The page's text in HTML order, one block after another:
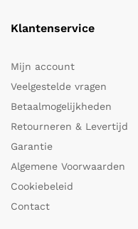
Klantenservice
Mijn account
Veelgestelde vragen
Betaalmogelijkheden
Retourneren & Levertijd
Garantie
Algemene Voorwaarden
Cookiebeleid
Contact